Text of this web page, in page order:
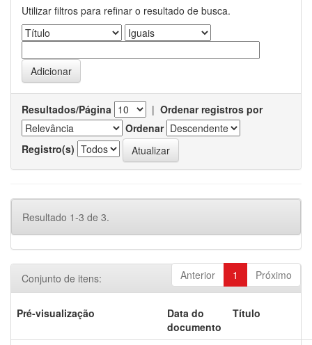
Utilizar filtros para refinar o resultado de busca.
Resultados/Página | Ordenar registros por
Ordenar
Registro(s)
Resultado 1-3 de 3.
Anterior 1 Próximo
Conjunto de itens:
Pré-visualização
Data do
documento
Título